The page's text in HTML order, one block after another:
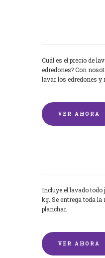
Cuál es el precio de
edredones? Con
lavar los edredones
VER AHORA
Incluye el lavado
kg. Se entrega toda la
planchar.
VER AHORA